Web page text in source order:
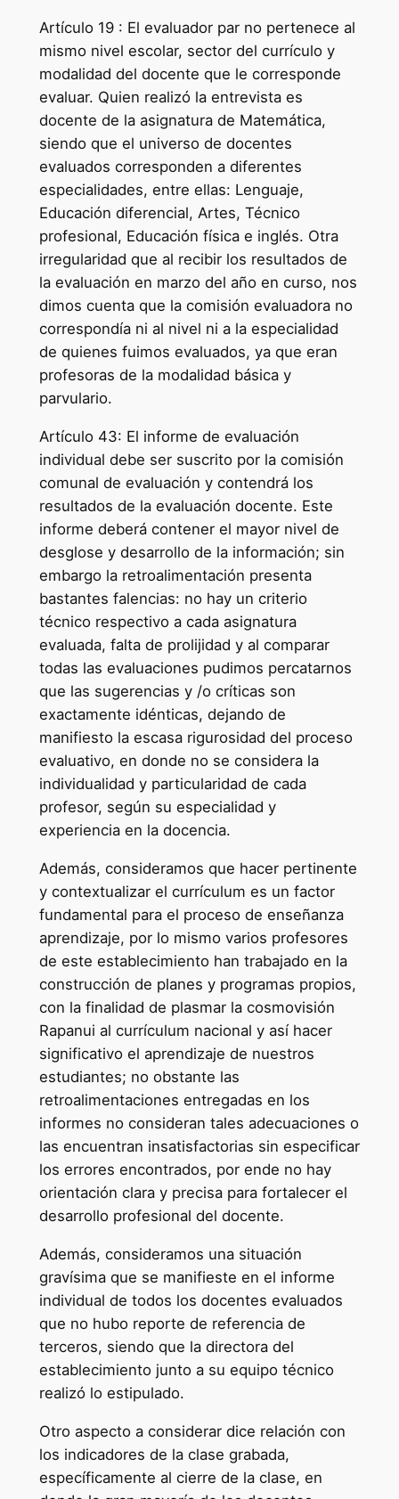
Artículo 19 : El evaluador par no pertenece al
mismo nivel escolar, sector del currículo y
modalidad del docente que le corresponde
evaluar. Quien realizó la entrevista es
docente de la asignatura de Matemática,
siendo que el universo de docentes
evaluados corresponden a diferentes
especialidades, entre ellas: Lenguaje,
Educación diferencial, Artes, Técnico
profesional, Educación física e inglés. Otra
irregularidad que al recibir los resultados de
la evaluación en marzo del año en curso, nos
dimos cuenta que la comisión evaluadora no
correspondía ni al nivel ni a la especialidad
de quienes fuimos evaluados, ya que eran
profesoras de la modalidad básica y
parvulario.
Artículo 43: El informe de evaluación
individual debe ser suscrito por la comisión
comunal de evaluación y contendrá los
resultados de la evaluación docente. Este
informe deberá contener el mayor nivel de
desglose y desarrollo de la información; sin
embargo la retroalimentación presenta
bastantes falencias: no hay un criterio
técnico respectivo a cada asignatura
evaluada, falta de prolijidad y al comparar
todas las evaluaciones pudimos percatarnos
que las sugerencias y /o críticas son
exactamente idénticas, dejando de
manifiesto la escasa rigurosidad del proceso
evaluativo, en donde no se considera la
individualidad y particularidad de cada
profesor, según su especialidad y
experiencia en la docencia.
Además, consideramos que hacer pertinente
y contextualizar el currículum es un factor
fundamental para el proceso de enseñanza
aprendizaje, por lo mismo varios profesores
de este establecimiento han trabajado en la
construcción de planes y programas propios,
con la finalidad de plasmar la cosmovisión
Rapanui al currículum nacional y así hacer
significativo el aprendizaje de nuestros
estudiantes; no obstante las
retroalimentaciones entregadas en los
informes no consideran tales adecuaciones o
las encuentran insatisfactorias sin especificar
los errores encontrados, por ende no hay
orientación clara y precisa para fortalecer el
desarrollo profesional del docente.
Además, consideramos una situación
gravísima que se manifieste en el informe
individual de todos los docentes evaluados
que no hubo reporte de referencia de
terceros, siendo que la directora del
establecimiento junto a su equipo técnico
realizó lo estipulado.
Otro aspecto a considerar dice relación con
los indicadores de la clase grabada,
específicamente al cierre de la clase, en